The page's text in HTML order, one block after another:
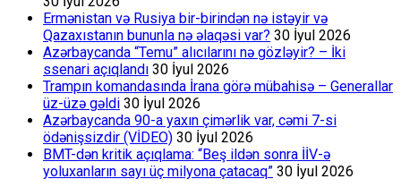
Ermənistan və Rusiya bir-birindən nə istəyir və
Qazaxıstanın bununla nə əlaqəsi var? 30 İyul 2026
Azərbaycanda “Temu” alıcılarını nə gözləyir? – İki
ssenari açıqlandı 30 İyul 2026
Trampın komandasında İrana görə mübahisə – Generallar
üz-üzə gəldi 30 İyul 2026
Azərbaycanda 90-a yaxın çimərlik var, cəmi 7-si
ödənişsizdir (VİDEO) 30 İyul 2026
BMT-dən kritik açıqlama: “Beş ildən sonra İİV-ə
yoluxanların sayı üç milyona çatacaq” 30 İyul 2026